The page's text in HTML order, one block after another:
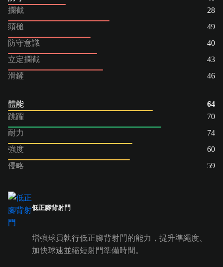
攔截
28
頭槌
49
防守意識
40
立定攔截
43
滑鏟
46
體能
64
跳躍
70
耐力
74
強度
60
侵略
59
低正腳背射門
增強球員執行低正腳背射門的能力，提升準繩度、
加快球速並縮短射門準備時間。